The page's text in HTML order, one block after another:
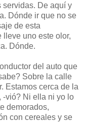
servidas. De aquí y
Dónde ir que no se
de esta
uno este olor,
Dónde.
del auto que
Sobre la calle
Estamos cerca de la
-vió? Ni ella ni yo lo
demorados,
con cereales y se